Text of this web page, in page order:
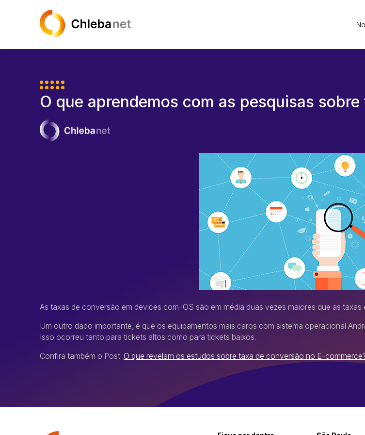
O que aprendemos com as pesquisas
As taxas de conversão em devices com IOS são em média duas vezes maiores que as taxas
Um outro dado importante, é que os equipamentos mais caros com sistema operacional
Isso ocorreu tanto para tickets altos como para tickets baixos.
Confira também o Post: O que revelam os estudos sobre taxa de conversão no E-